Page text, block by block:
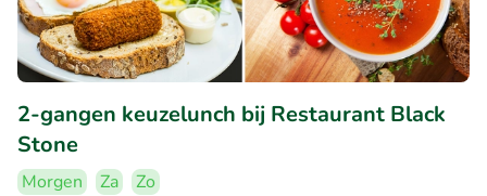
2-gangen keuzelunch bij Restaurant Black
Stone
Morgen Za
Zo